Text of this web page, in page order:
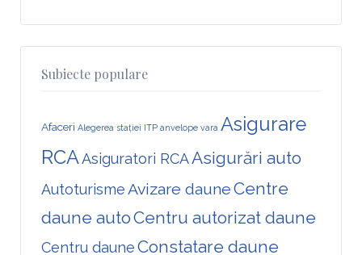
Subiecte populare
Afaceri Alegerea stației ITP anvelope vara Asigurare
RCAAsiguratori RCAAsigurări auto
AutoturismeAvizare dauneCentre
daune autoCentru autorizat daune
Centru dauneConstatare daune